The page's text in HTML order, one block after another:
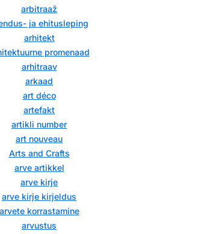
arbitraaž
ja ehitusleping
arhitekt
promenaad
arhitraav
arkaad
art déco
artefakt
artikli number
art nouveau
Arts and Crafts
arve artikkel
arve kirje
arve kirje kirjeldus
arvete korrastamine
arvustus